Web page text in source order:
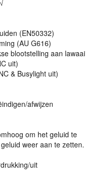
(EN50332)
(AU G616)
blootstelling aan lawaai
uit)
& Busylight uit)
afwijzen
om het geluid te
weer aan te zetten.
uit